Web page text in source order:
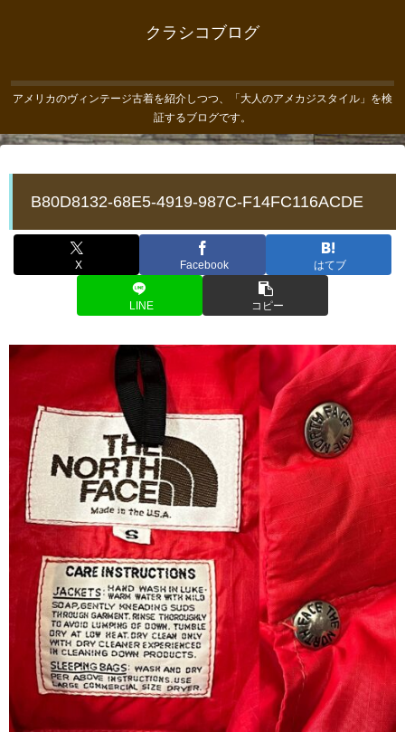
クラシコブログ
アメリカのヴィンテージ古着を紹介しつつ、「大人のアメカジスタイル」を検
証するブログです。
B80D8132-68E5-4919-987C-F14FC116ACDE
X Facebook はてブ
LINE コピー